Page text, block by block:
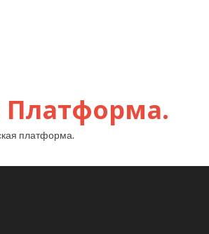
Платформа.
платформа.